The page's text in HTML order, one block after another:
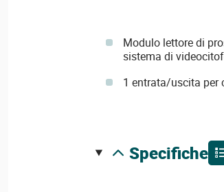
Modulo lettore di
sistema di
1 entrata/uscita per
specifiche